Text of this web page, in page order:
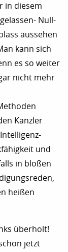
in diesem
Null-
aussehen
kann sich
es so weiter
nicht mehr
Kanzler
und
in bloßen
heißen
überholt!
jetzt